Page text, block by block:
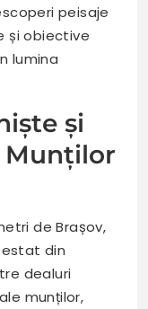
peisaje
și obiective
lumina
și
Munților
de Brașov,
din
dealuri
munților,